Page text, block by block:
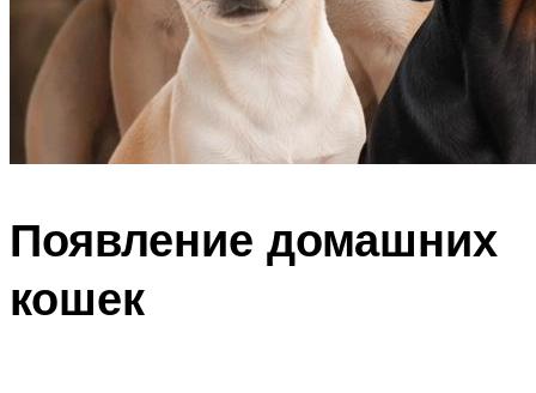
Появление домашних
кошек